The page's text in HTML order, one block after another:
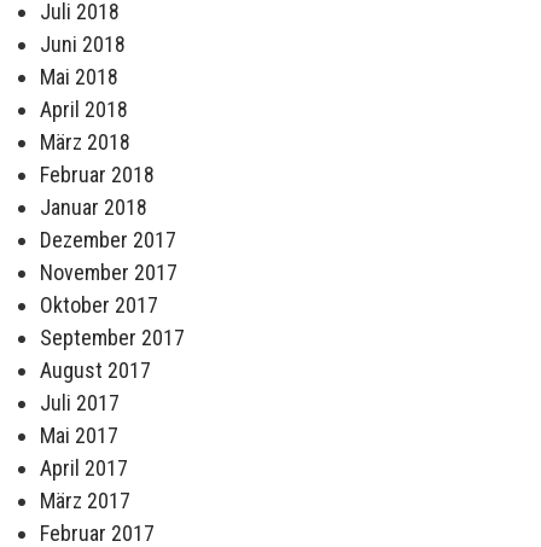
Juli 2018
Juni 2018
Mai 2018
April 2018
März 2018
Februar 2018
Januar 2018
Dezember 2017
November 2017
Oktober 2017
September 2017
August 2017
Juli 2017
Mai 2017
April 2017
März 2017
Februar 2017